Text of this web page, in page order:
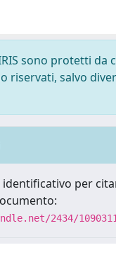
sono protetti da
riservati, salvo
per
2434/1090311